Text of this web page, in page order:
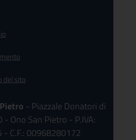
del sito
- Piazzale Donatori di
Ono San Pietro - P.IVA:
C.F.: 00968280172